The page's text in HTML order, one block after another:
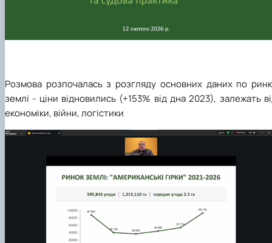
Розмова розпочалась з розгляду основних даних по
землі - ціни відновились (+153% від дна 2023), залежать
економіки, війни, логістики